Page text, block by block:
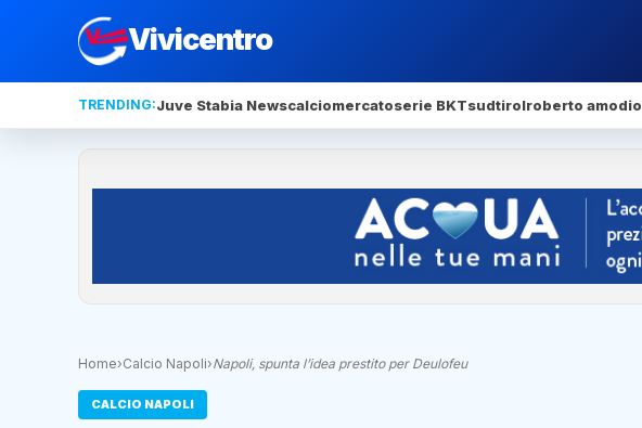
Vivicentro
TRENDING:Juve Stabia Newscalciomercatoserie BKTsudtirolroberto amodio
Home›Calcio Napoli›Napoli, spunta l’idea prestito per Deulofeu
CALCIO NAPOLI